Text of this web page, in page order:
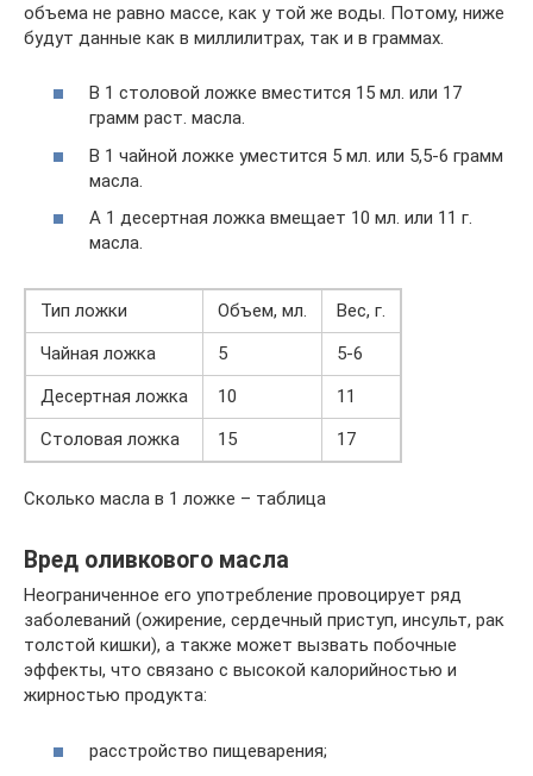
объема не равно массе, как у той же воды. Потому, ниже
будут данные как в миллилитрах, так и в граммах.
В 1 столовой ложке вместится 15 мл. или 17
грамм раст. масла.
В 1 чайной ложке уместится 5 мл. или 5,5-6 грамм
масла.
А 1 десертная ложка вмещает 10 мл. или 11 г.
масла.
Тип ложки Объем, мл.
Вес, г.
Чайная ложка
5
5-6
Десертная ложка
10
11
Столовая ложка
15 17
Сколько масла в 1 ложке – таблица
Вред оливкового масла
Неограниченное его употребление провоцирует ряд
заболеваний (ожирение, сердечный приступ, инсульт, рак
толстой кишки), а также может вызвать побочные
эффекты, что связано с высокой калорийностью и
жирностью продукта:
расстройство пищеварения;